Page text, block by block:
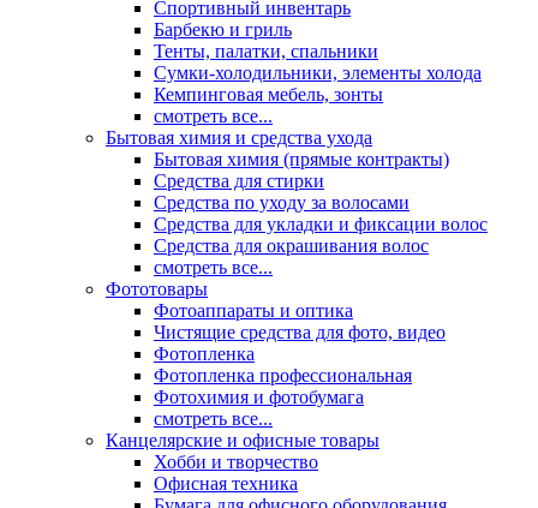
Спортивный инвентарь
Барбекю и гриль
Тенты, палатки, спальники
Сумки-холодильники, элементы холода
Кемпинговая мебель, зонты
смотреть все...
Бытовая химия и средства ухода
Бытовая химия (прямые контракты)
Средства для стирки
Средства по уходу за волосами
Средства для укладки и фиксации волос
Средства для окрашивания волос
смотреть все...
Фототовары
Фотоаппараты и оптика
Чистящие средства для фото, видео
Фотопленка
Фотопленка профессиональная
Фотохимия и фотобумага
смотреть все...
Канцелярские и офисные товары
Хобби и творчество
Офисная техника